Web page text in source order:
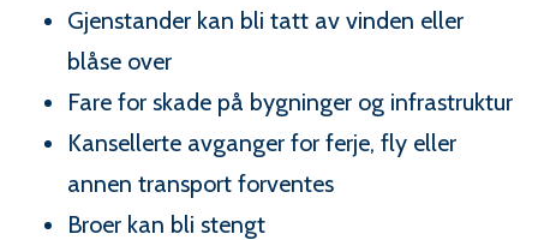
Gjenstander kan bli tatt av vinden eller
blåse over
Fare for skade på bygninger og infrastruktur
Kansellerte avganger for ferje, fly eller
annen transport forventes
Broer kan bli stengt